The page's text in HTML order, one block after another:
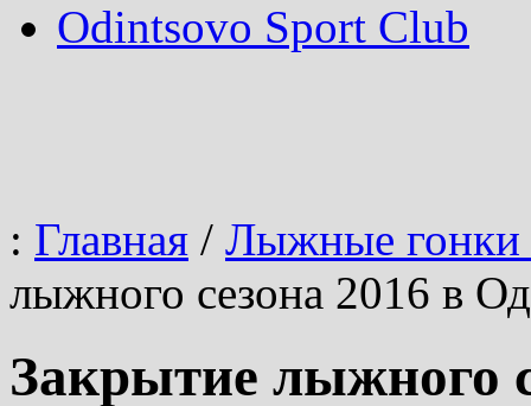
Odintsovo Sport Club
: Главная / Лыжные гонки
лыжного сезона 2016 в
Закрытие лыжного